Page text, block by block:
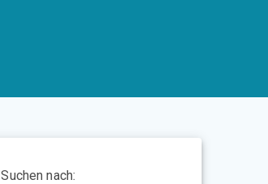
Suchen nach: